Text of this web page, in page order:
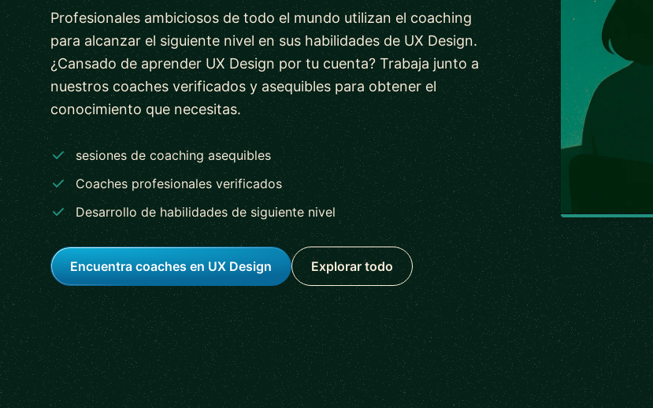
Profesionales ambiciosos de todo el mundo utilizan el coaching
para alcanzar el siguiente nivel en sus habilidades de UX Design.
¿Cansado de aprender UX Design por tu cuenta? Trabaja junto a
nuestros coaches verificados y asequibles para obtener el
conocimiento que necesitas.
sesiones de coaching asequibles
Coaches profesionales verificados
Desarrollo de habilidades de siguiente nivel
Encuentra coaches en UX Design Explorar todo